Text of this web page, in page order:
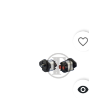

favorite_border